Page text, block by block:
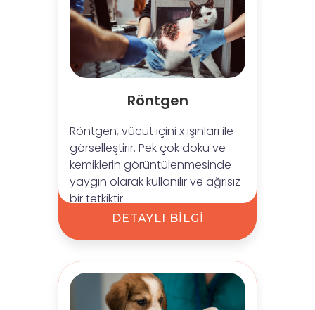
Röntgen
Röntgen, vücut içini x ışınları ile
görselleştirir. Pek çok doku ve
kemiklerin görüntülenmesinde
yaygın olarak kullanılır ve ağrısız
bir tetkiktir.
DETAYLI BİLGİ